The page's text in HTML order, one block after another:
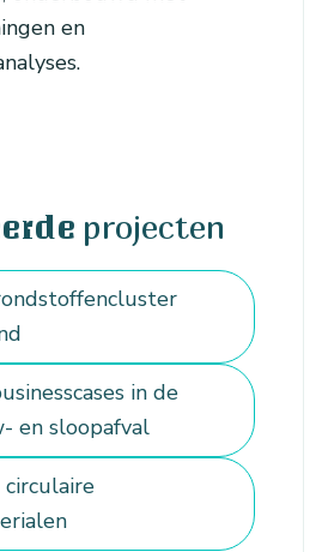
en
projecten
in de
en sloopafval
circulaire